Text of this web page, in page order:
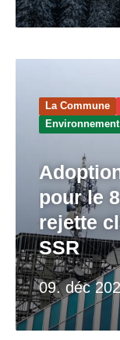
09. déc
La Commune
pour le
rejette
SSR